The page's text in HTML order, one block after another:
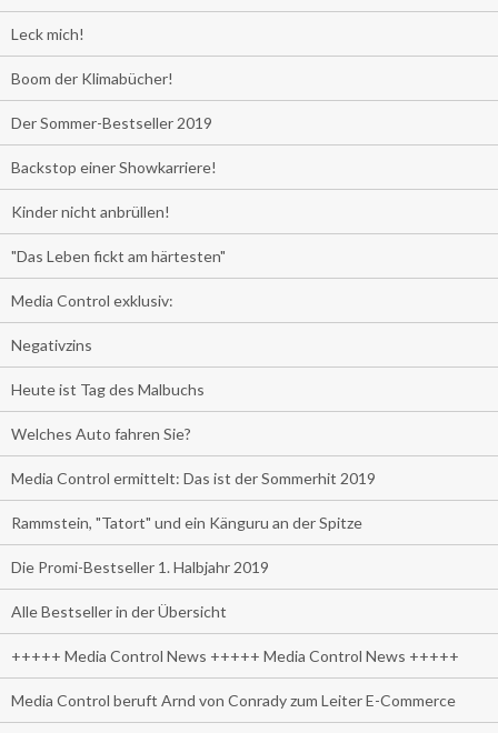
Leck mich!
Boom der Klimabücher!
Der Sommer-Bestseller 2019
Backstop einer Showkarriere!
Kinder nicht anbrüllen!
"Das Leben fickt am härtesten"
Media Control exklusiv:
Negativzins
Heute ist Tag des Malbuchs
Welches Auto fahren Sie?
Media Control ermittelt: Das ist der Sommerhit 2019
Rammstein, "Tatort" und ein Känguru an der Spitze
Die Promi-Bestseller 1. Halbjahr 2019
Alle Bestseller in der Übersicht
+++++ Media Control News +++++ Media Control News +++++
Media Control beruft Arnd von Conrady zum Leiter E-Commerce